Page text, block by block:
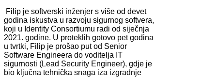
Filip je softverski inženjer s više od devet
godina iskustva u razvoju sigurnog softvera,
koji u Identity Consortiumu radi od siječnja
2021. godine. U proteklih gotovo pet godina
u tvrtki, Filip je prošao put od Senior
Software Engineera do voditelja IT
sigurnosti (Lead Security Engineer), gdje je
bio ključna tehnička snaga iza izgradnje